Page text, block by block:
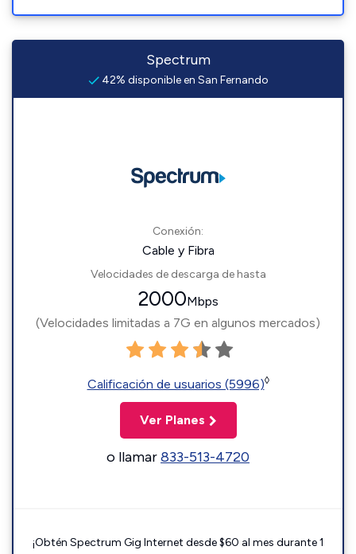
Spectrum
42% disponible en San Fernando
Conexión:
Cable y Fibra
Velocidades de descarga de hasta
2000Mbps
(Velocidades limitadas a 7G en algunos mercados)
Calificación de usuarios (5996)◊
Ver Planes
o llamar833-513-4720
¡Obtén Spectrum Gig Internet desde $60 al mes durante 1